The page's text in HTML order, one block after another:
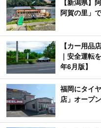
【新潟県】
阿賀の里」
【カー用品
｜安全運転
年6月版】
福岡にタイ
店」オープ